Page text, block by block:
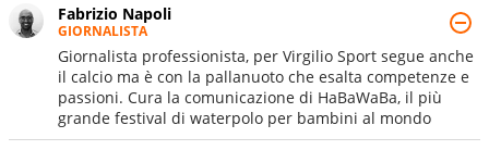
Fabrizio Napoli
GIORNALISTA
Giornalista professionista, per Virgilio Sport segue anche
il calcio ma è con la pallanuoto che esalta competenze e
passioni. Cura la comunicazione di HaBaWaBa, il più
grande festival di waterpolo per bambini al mondo